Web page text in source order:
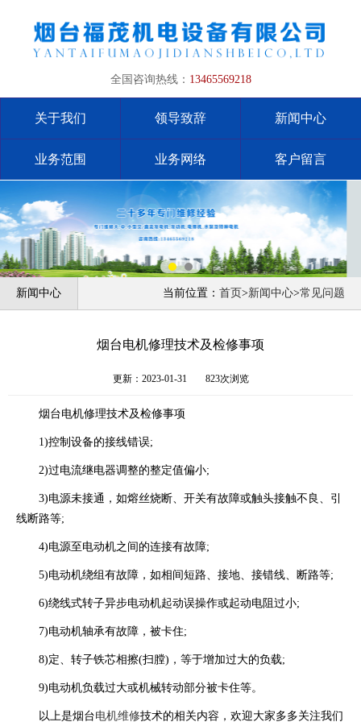
全国咨询热线： 13465569218
关于我们 领导致辞 新闻中心
业务范围 业务网络 客户留言
新闻中心 当前位置： 首页>新闻中心>常见问题
烟台电机修理技术及检修事项
更新：2023-01-31 823次浏览
烟台电机修理技术及检修事项
1)控制设备的接线错误;
2)过电流继电器调整的整定值偏小;
3)电源未接通，如熔丝烧断、开关有故障或触头接触不良、引
线断路等;
4)电源至电动机之间的连接有故障;
5)电动机绕组有故障，如相间短路、接地、接错线、断路等;
6)绕线式转子异步电动机起动误操作或起动电阻过小;
7)电动机轴承有故障，被卡住;
8)定、转子铁芯相擦(扫膛)，等于增加过大的负载;
9)电动机负载过大或机械转动部分被卡住等。
以上是烟台电机维修技术的相关内容，欢迎大家多多关注我们